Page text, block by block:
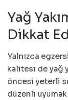
Yağ
Dikkat
Yalnızca
kalitesi de yağ
öncesi yeterli
düzenli